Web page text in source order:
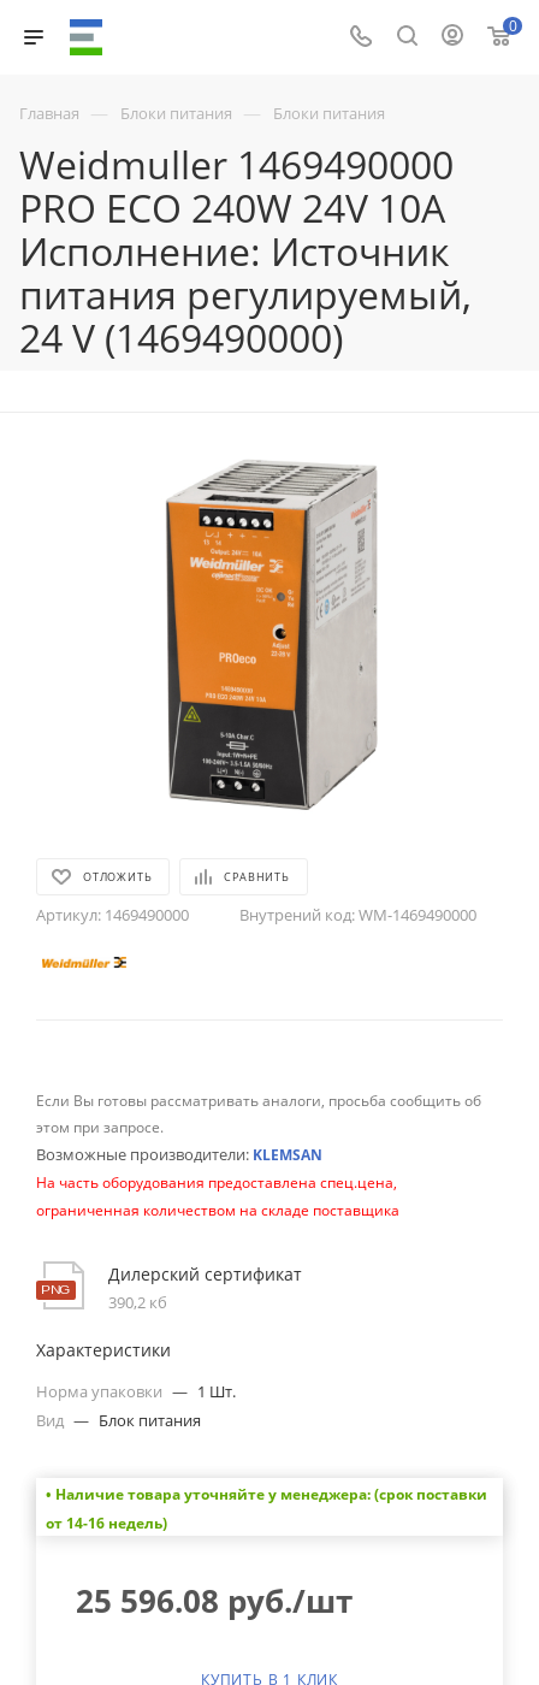
0
Главная — Блоки питания — Блоки питания
Weidmuller 1469490000
PRO ECO 240W 24V 10A
Исполнение: Источник
питания регулируемый,
24 V (1469490000)
ОТЛОЖИТЬ СРАВНИТЬ
Артикул: 1469490000 Внутрений код:WM-1469490000
Если Вы готовы рассматривать аналоги, просьба сообщить об
этом при запросе.
Возможные производители: KLEMSAN
На часть оборудования предоставлена спец.цена,
ограниченная количеством на складе поставщика
Дилерский сертификат
390,2 кб
Характеристики
Норма упаковки — 1 Шт.
Вид — Блок питания
• Наличие товара уточняйте у менеджера: (срок поставки
от 14-16 недель)
25 596.08 руб./шт
КУПИТЬ В 1 КЛИК